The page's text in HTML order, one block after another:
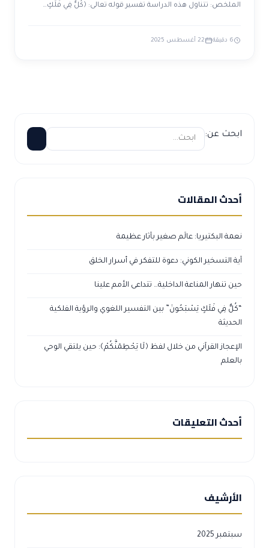
الملخص: تتناول هذه الدراسة تفسير قوله تعالى: ﴿كُلٌّ فِي فَلَكٍ…
6 دقيقة 22 أغسطس 2025
ابحث عن:
أحدث المقالات
نعمة البكتيريا: عالَم صغير بآثار عظيمة
آية التسخير الكوني: دعوة للتفكر في أسرار الخلق
حين تنهار المناعة الداخلية… تتداعى الأمم علينا
“كُلٌّ فِي فَلَكٍ يَسْبَحُونَ” بين التفسير اللغوي والرؤية الفلكية
الحديثة
الإعجاز القرآني من خلال لفظ ﴿لَا يَحْطِمَنَّكُمْ﴾: حين يلتقي الوحي
بالعلم
أحدث التعليقات
الأرشيف
سبتمبر 2025